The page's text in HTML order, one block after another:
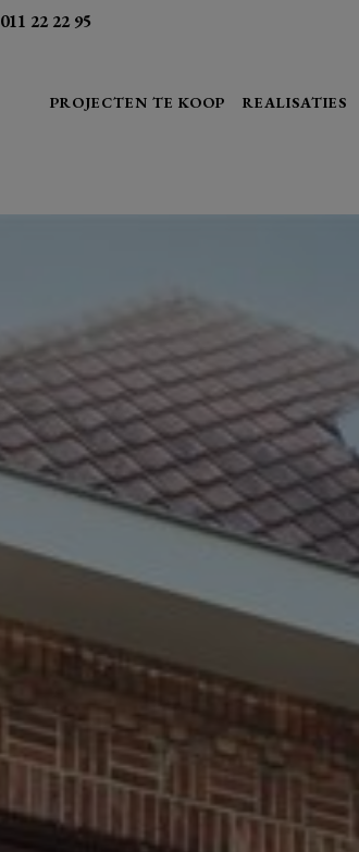
011 22 22 95
PROJECTEN TE KOOP REALISATIES